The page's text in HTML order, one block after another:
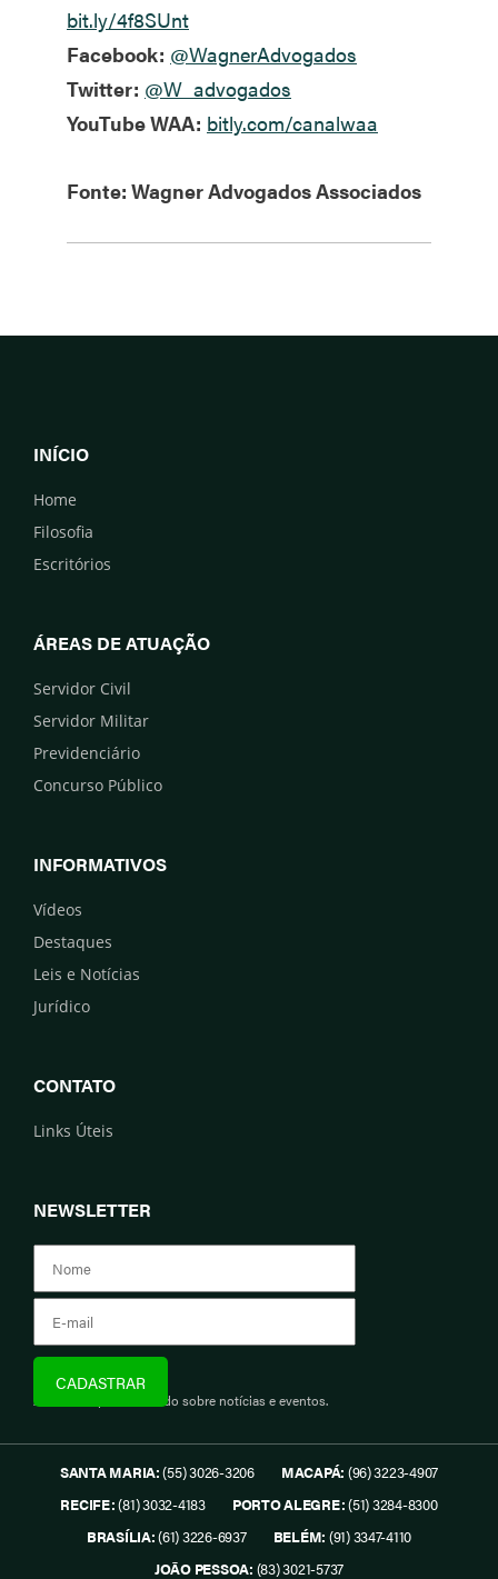
bit.ly/4f8SUnt
Facebook: @WagnerAdvogados
Twitter: @W_advogados
YouTube WAA: bitly.com/canalwaa
Fonte: Wagner Advogados Associados
INÍCIO
Home
Filosofia
Escritórios
ÁREAS DE ATUAÇÃO
Servidor Civil
Servidor Militar
Previdenciário
Concurso Público
INFORMATIVOS
Vídeos
Destaques
Leis e Notícias
Jurídico
CONTATO
Links Úteis
NEWSLETTER
Assine e fique informado sobre notícias e eventos.
SANTA MARIA:(55) 3026-3206 MACAPÁ: (96) 3223-4907
RECIFE:(81) 3032-4183 PORTO ALEGRE:(51) 3284-8300
BRASÍLIA:(61) 3226-6937 BELÉM: (91) 3347-4110
JOÃO PESSOA: (83) 3021-5737